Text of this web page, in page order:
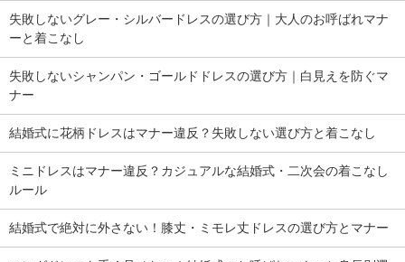
失敗しないグレー・シルバードレスの選び方｜大人のお呼ばれマナ
ーと着こなし
失敗しないシャンパン・ゴールドドレスの選び方｜白見えを防ぐマ
ナー
結婚式に花柄ドレスはマナー違反？失敗しない選び方と着こなし
ミニドレスはマナー違反？カジュアルな結婚式・二次会の着こなし
ルール
結婚式で絶対に外さない！膝丈・ミモレ丈ドレスの選び方とマナー